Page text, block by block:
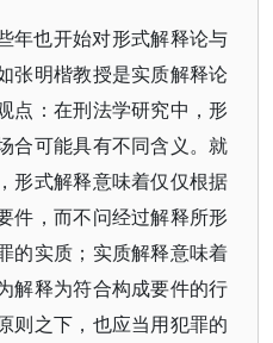
年也开始对形式解释论与
张明楷教授是实质解释论
点：在刑法学研究中，形
合可能具有不同含义。就
形式解释意味着仅仅根据
件，而不问经过解释所形
的实质；实质解释意味着
解释为符合构成要件的行
则之下，也应当用犯罪的